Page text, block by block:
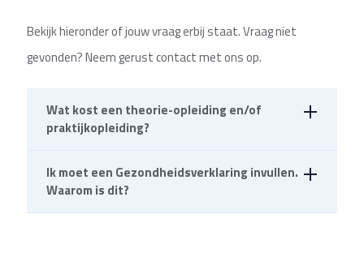
Bekijk hieronder of jouw vraag erbij staat. Vraag niet
gevonden? Neem gerust contact met ons op.
Wat kost een theorie-opleiding en/of
praktijkopleiding?
Wij raden je aan contact met ons op te nemen over
Ik moet een Gezondheidsverklaring invullen.
Waarom is dit?